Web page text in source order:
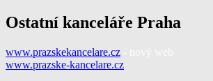
Ostatní kanceláře Praha
www.prazskekancelare.cz
www.prazske-kancelare.cz